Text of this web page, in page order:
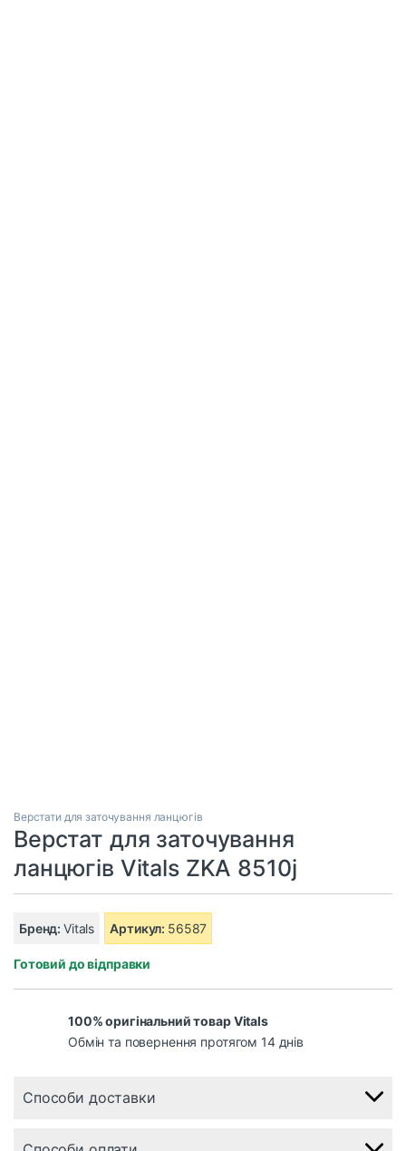
Верстати для заточування ланцюгів
Верстат для заточування
ланцюгів Vitals ZKA 8510j
Бренд:Vitals Артикул: 56587
Готовий до відправки
100% оригінальний товар Vitals
Обмін та повернення протягом 14 днів
Способи доставки